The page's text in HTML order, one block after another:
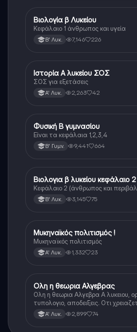
Βιολογία
Βιολογία β Λυκείου
Κεφάλαιο 1 άνθρωπος και υγεία
Β' Λυκ. 7,146 226
Ιστορία
Ιστορία Α λυκείου ΣΟΣ
ΣΟΣ για εξετάσεις
Α' Λυκ. 2,263 42
Φυσική
Φυσική Β γυμνασίου
Είναι τα κεφάλαια 1,2,3,4
Β' Γυμν. 9,441 664
Βιολογία
Βιολογια β λυκείου κεφάλαιο 2
Κεφάλαιο 2 (άνθρωπος και
Β' Λυκ. 3,145 75
Ιστορία
Μυκηναϊκός πολιτισμός !
Μυκηναϊκός πολιτισμός
Α' Λυκ. 1,332 23
Μαθηματικά
Ολη η θεωρια Αλγεβρας
Ολη η θεωρια Αλγεβρα Α λυκειου,
τυπολογιο, αποδειξεις. Οτι
για το θεωρητικο κομματι της
Α' Λυκ. 2,899 74